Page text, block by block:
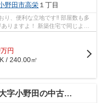
野田市高栄 １丁目
り、便利な立地です‼ 部屋数も多
りますよ！ 新築住宅で同じよう
万円
/ 240.00㎡
小野田の中古一戸建